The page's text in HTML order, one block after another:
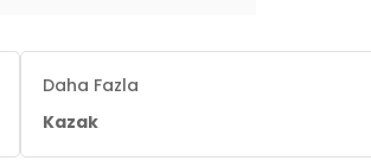
Daha Fazla
Kazak